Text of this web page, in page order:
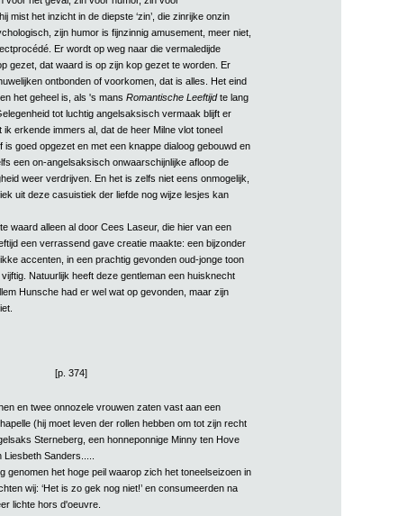
mist het inzicht in de diepste ‘zin’, die zinrijke onzin
zijn humor is fijnzinnig amusement, meer niet,
Er wordt op weg naar die vermaledijde
gezet, dat waard is op zijn kop gezet te worden. Er
ontbonden of voorkomen, dat is alles. Het eind
het geheel is, als 's mans Romantische Leeftijdte lang
tot luchtig angelsaksisch vermaak blijft er
erkende immers al, dat de heer Milne vlot toneel
is goed opgezet en met een knappe dialoog gebouwd en
een on-angelsaksisch onwaarschijnlijke afloop de
weer verdrijven. En het is zelfs niet eens onmogelijk,
uit deze casuistiek der liefde nog wijze lesjes kan
waard alleen al door Cees Laseur, die hier van een
een verrassend gave creatie maakte: een bijzonder
accenten, in een prachtig gevonden oud-jonge toon
Natuurlijk heeft deze gentleman een huisknecht
Hunsche had er wel wat op gevonden, maar zijn
[p. 374]
en twee onnozele vrouwen zaten vast aan een
(hij moet leven der rollen hebben om tot zijn recht
Sterneberg, een honneponnige Minny ten Hove
Sanders.....
genomen het hoge peil waarop zich het toneelseizoen in
wij: ‘Het is zo gek nog niet!’ en consumeerden na
lichte hors d'oeuvre.